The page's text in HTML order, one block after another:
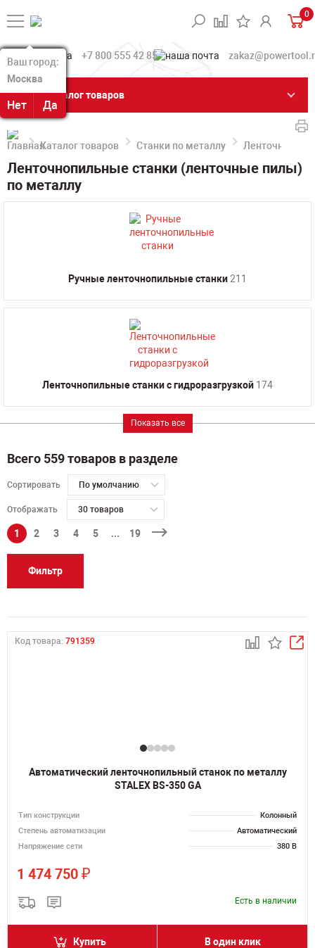
Ваш город:
Москва
Нет Да
Ваш город:
Москва
Нет Да
0
+7 800 555 42 85
Каталог товаров
Каталог товаров Станки по металлу
Ленточнопильные станки (ленточные пилы)
по металлу
Ручные ленточнопильные станки211
Ленточнопильные станки с гидроразгрузкой 174
Показать все
Всего 559 товаров в разделе
Сортировать По умолчанию
Отображать 30 товаров
1 2 3 4 5 ... 19
Фильтр
Код товара: 791359
Автоматический ленточнопильный станок по металлу
STALEX BS-350 GA
Тип конструкции
Колонный
Степень автоматизации
Автоматический
Напряжение сети
380 В
1 474 750 ₽
Есть в наличии
Купить В один клик